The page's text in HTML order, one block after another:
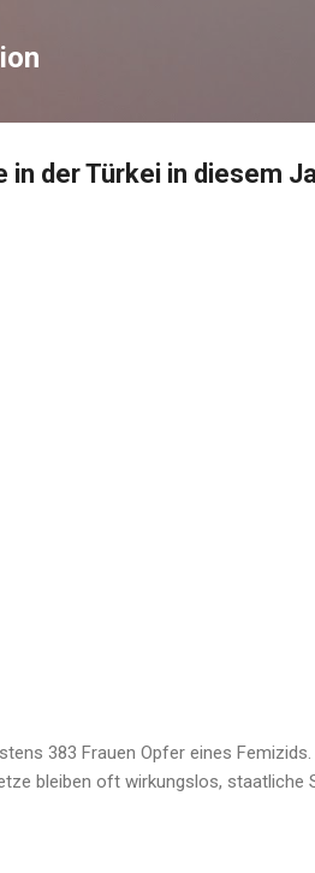
der Türkei in diesem
383 Frauen Opfer eines Femizids.
bleiben oft wirkungslos, staatliche